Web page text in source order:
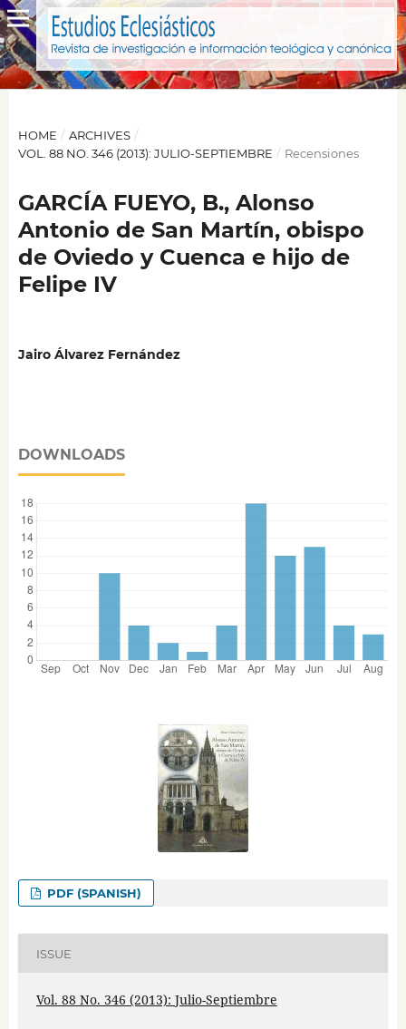
HOME / ARCHIVES /
VOL. 88 NO. 346 (2013): JULIO-SEPTIEMBRE / Recensiones
GARCÍA FUEYO, B., Alonso
Antonio de San Martín, obispo
de Oviedo y Cuenca e hijo de
Felipe IV
Jairo Álvarez Fernández
DOWNLOADS
PDF (SPANISH)
ISSUE
Vol. 88 No. 346 (2013): Julio-Septiembre